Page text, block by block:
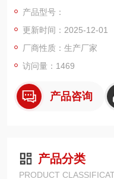
产品型号：
更新时间：2025-12-01
厂商性质：生产厂家
访问量：1469
产品咨询
产品分类
PRODUCT